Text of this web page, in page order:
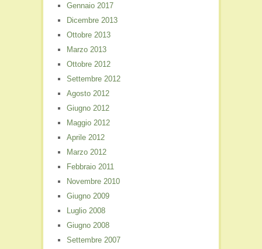
Gennaio 2017
Dicembre 2013
Ottobre 2013
Marzo 2013
Ottobre 2012
Settembre 2012
Agosto 2012
Giugno 2012
Maggio 2012
Aprile 2012
Marzo 2012
Febbraio 2011
Novembre 2010
Giugno 2009
Luglio 2008
Giugno 2008
Settembre 2007